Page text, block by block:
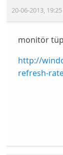
20-06-2013, 19:25
monitör
http://
refresh-